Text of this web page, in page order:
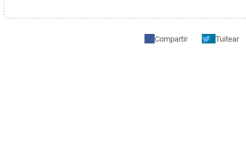
Compartir Tuitear